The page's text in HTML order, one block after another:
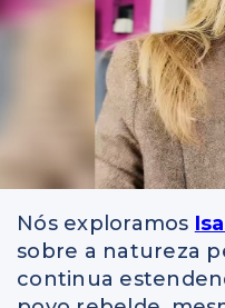
Nós exploramos
sobre a natureza
continua